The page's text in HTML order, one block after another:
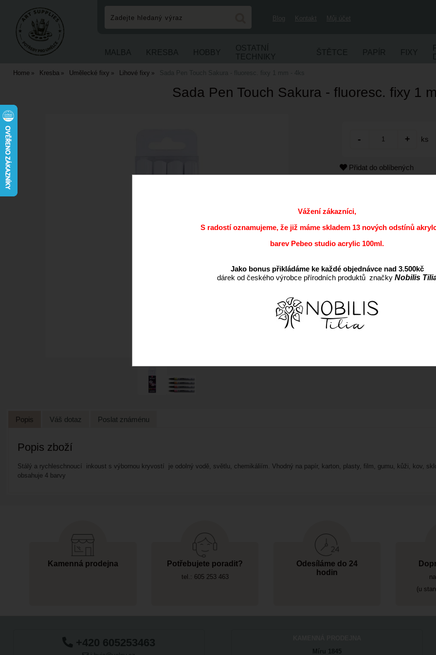
Blog Kontakt Můj účet
MALBA KRESBA HOBBY
OSTATNÍ
TECHNIKY
ŠTĚTCE PAPÍR FIXY
Home Kresba Umělecké fixy Lihové fixy Sada Pen Touch Sakura - fluoresc. fixy 1 mm - 4ks
Sada Pen Touch Sakura - fluoresc. fixy 1
ks
Přidat do oblíbených
Dostupnost:
Popis Váš dotaz Poslat známénu
Popis zboží
Stálý a rychleschnoucí inkoust s výbornou kryvostí je odolný vodě, světlu, chemikáliím. Vhodný na papír, karton, plasty, film, gumu, kůži, kov,
obsahuje 4 barvy
Kamenná prodejna Potřebujete poradit?
tel.: 605 253 463
Odesíláme do 24
hodin
(u
+420 605253463
Míru 1845
Vážení zákazníci,
S radostí oznamujeme, že již máme skladem 13 nových odstínů
barev Pebeo studio acrylic 100ml.
Jako bonus přikládáme ke každé objednávce nad 3.500kč
dárek od českého výrobce přírodních produktů značky Nobilis